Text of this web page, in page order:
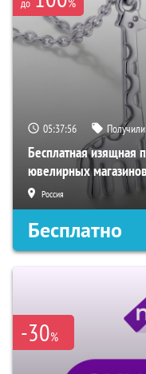
до
05:37:55
Бесплатная изящная
ювелирных
Россия
Бесплатно
-30%